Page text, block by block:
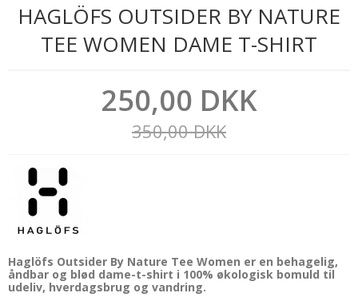
HAGLÖFS OUTSIDER BY NATURE
TEE WOMEN DAME T-SHIRT
250,00 DKK
350,00 DKK
Haglöfs Outsider By Nature Tee Women er en behagelig,
åndbar og blød dame-t-shirt i 100% økologisk bomuld til
udeliv, hverdagsbrug og vandring.